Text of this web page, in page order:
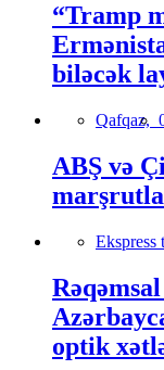
“Tramp
biləcək
Qafqaz,
ABŞ və
Ekspress
optik